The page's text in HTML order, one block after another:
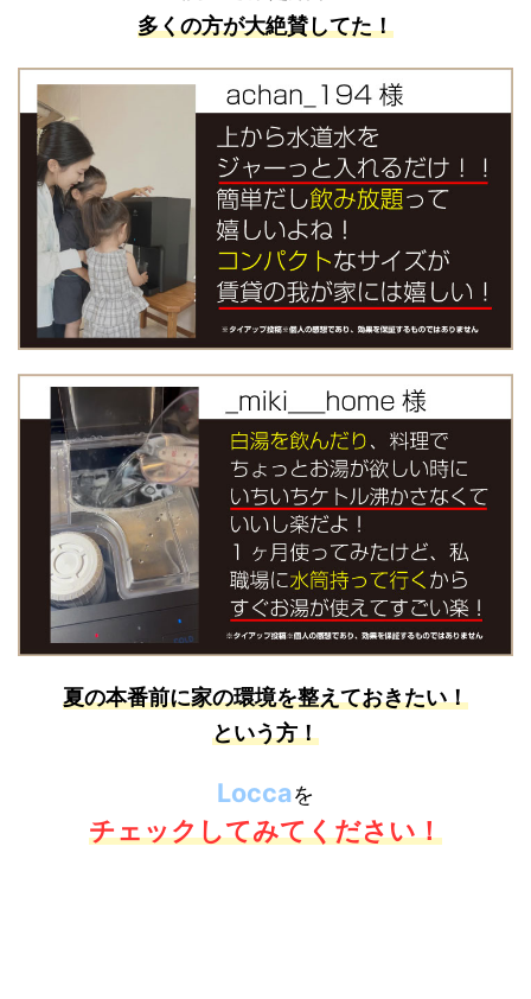
多くの方が大絶賛してた！
夏の本番前に家の環境を整えておきたい！
という方！
Loccaを
チェックしてみてください！